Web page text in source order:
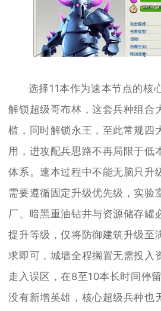
选择11本作为速本节点的核
解锁超级哥布林，这套兵种组合
槛，同时解锁永王，至此常规四
用，进攻配兵思路不再局限于低
体系。速本过程中不能无脑只升
需要遵循固定升级优先级，实验
厂、暗黑重油钻井与资源储存罐
提升等级，仅将防御建筑升级至
求即可，城墙全程搁置无需投入
走入误区，在8至10本长时间停
没有新增英雄，核心超级兵种也